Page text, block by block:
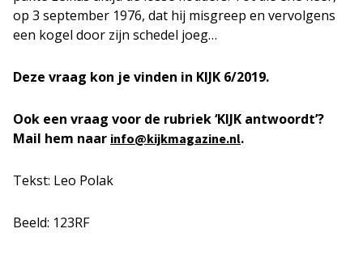
op 3 september 1976, dat hij misgreep en vervolgens
een kogel door zijn schedel joeg…
Deze vraag kon je vinden in KIJK 6/2019.
Ook een vraag voor de rubriek ‘KIJK antwoordt’?
Mail hem naar info@kijkmagazine.nl.
Tekst: Leo Polak
Beeld: 123RF